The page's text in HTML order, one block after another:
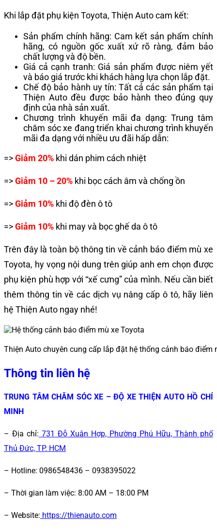
Khi lắp đặt phụ kiện Toyota, Thiện Auto cam kết:
Sản phẩm chính hãng: Cam kết sản phẩm chính
hãng, có nguồn gốc xuất xứ rõ ràng, đảm bảo
chất lượng và độ bền.
Giá cả cạnh tranh: Giá sản phẩm được niêm yết
và báo giá trước khi khách hàng lựa chọn lắp đặt.
Chế độ bảo hành uy tín: Tất cả các sản phẩm tại
Thiện Auto đều được bảo hành theo đúng quy
định của nhà sản xuất.
Chương trình khuyến mãi đa dạng: Trung tâm
chăm sóc xe đang triển khai chương trình khuyến
mãi đa dạng với nhiều ưu đãi hấp dẫn:
=>Giảm 20% khi dán phim cách nhiệt
=>Giảm 10 – 20% khi bọc cách âm và chống ồn
=>Giảm 10% khi độ đèn ô tô
=>Giảm 10% khi may và bọc ghế da ô tô
Trên đây là toàn bộ thông tin về cảnh báo điểm mù xe
Toyota, hy vọng nội dung trên giúp anh em chọn được
phụ kiện phù hợp với “xế cưng” của mình. Nếu cần biết
thêm thông tin về các dịch vụ nâng cấp ô tô, hãy liên
hệ Thiện Auto ngay nhé!
Thiện Auto chuyên cung cấp lắp đặt hệ thống cảnh báo điểm
Thông tin liên hệ
TRUNG TÂM CHĂM SÓC XE – ĐỘ XE THIỆN AUTO HỒ CHÍ
MINH
– Địa chỉ: 731 Đỗ Xuân Hợp, Phường Phú Hữu, Thành phố
Thủ Đức, TP. HCM
– Hotline: 0986548436 – 0938395022
– Thời gian làm việc: 8:00 AM – 18:00 PM
– Website: https://thienauto.com